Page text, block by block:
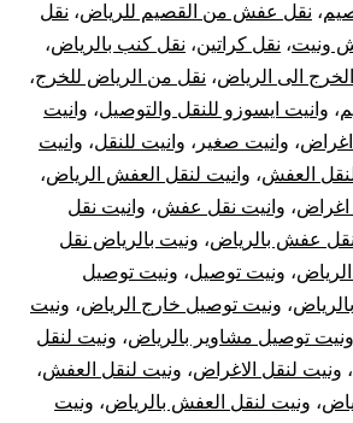
، نقل عفش من القصيم للرياض، نقل
ونيت، نقل كراتين، نقل كنب بالرياض،
الى الرياض، نقل من الرياض للخرج،
، وانيت ايسوزو للنقل والتوصيل، وانيت
، وانيت صغير ، وانيت للنقل، وانيت
العفش، وانيت لنقل العفش الرياض،
اغراض، وانيت نقل عفش، وانيت نقل
عفش بالرياض، ونيت بالرياض نقل
، ونيت توصيل، ونيت توصيل
، ونيت توصيل خارج الرياض، ونيت
ونيت توصيل مشاوير بالرياض، ونيت لنقل
، ونيت لنقل الاغراض، ونيت لنقل العفش،
، ونيت لنقل العفش بالرياض، ونيت